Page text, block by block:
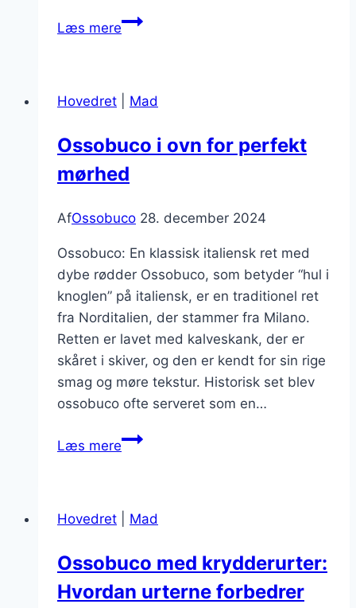
Læs mereGør
med
middagsret
Hovedret Mad
Ossobuco i ovn for perfekt
mørhed
AfOssobuco 28. december 2024
Ossobuco: En klassisk italiensk ret med
dybe rødder Ossobuco, som betyder “hul i
knoglen” på italiensk, er en traditionel ret
fra Norditalien, der stammer fra Milano.
Retten er lavet med kalveskank, der er
skåret i skiver, og den er kendt for sin rige
smag og møre tekstur. Historisk set blev
ossobuco ofte serveret som en…
Læs mereOssobuco
perfekt
Hovedret Mad
Ossobuco med krydderurter:
Hvordan urterne forbedrer